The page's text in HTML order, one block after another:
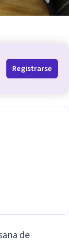
Registrarse
de